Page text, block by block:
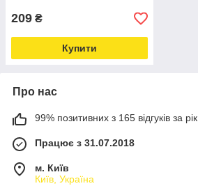
209 ₴
Купити
Про нас
99% позитивних з 165 відгуків за рік
Працює з 31.07.2018
м. Київ
Київ, Україна